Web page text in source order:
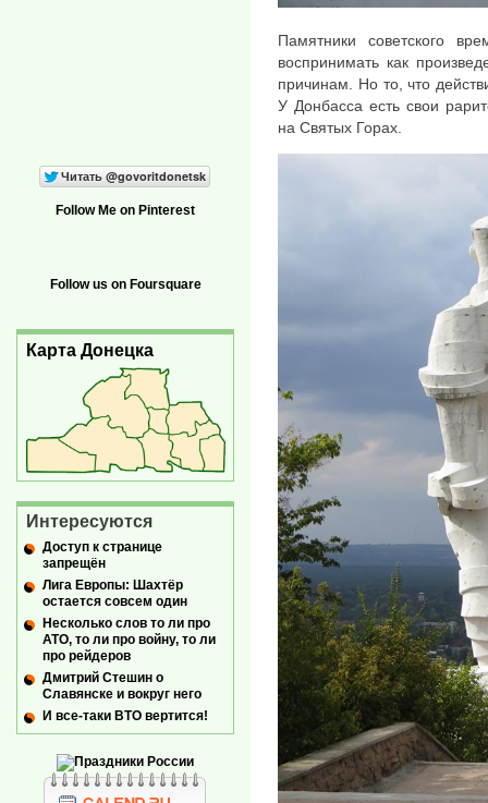
Памятники советского
воспринимать как
причинам. Но то, что
У Донбасса есть свои
на Святых Горах.
Follow Me on Pinterest
Follow us on Foursquare
Карта Донецка
Интересуются
Доступ к странице
запрещён
Лига Европы: Шахтёр
остается совсем один
Несколько слов то ли про
АТО, то ли про войну, то ли
про рейдеров
Дмитрий Стешин о
Славянске и вокруг него
И все-таки ВТО вертится!